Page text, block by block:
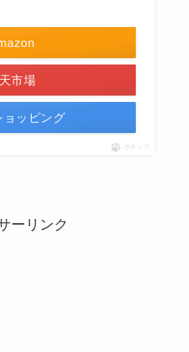
市場
ョッピング
ポチップ
ーリンク